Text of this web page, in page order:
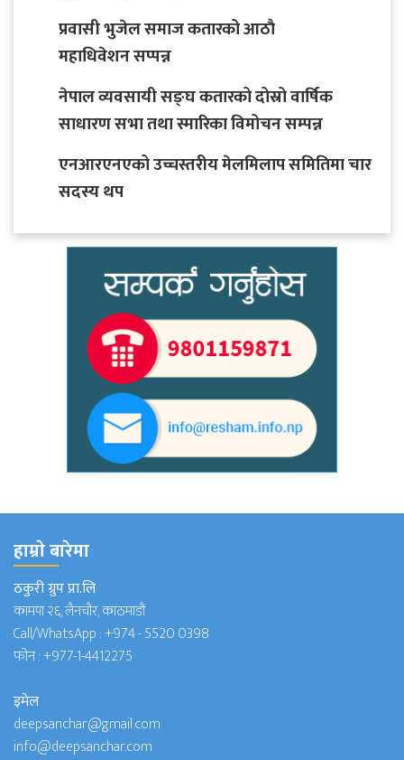
प्रवासी भुजेल समाज कतारको आठाै
महाधिवेशन सप्पन्न
नेपाल व्यवसायी सङ्घ कतारको दोस्रो वार्षिक
साधारण सभा तथा स्मारिका विमोचन सम्पन्न
एनआरएनएको उच्चस्तरीय मेलमिलाप समितिमा चार
सदस्य थप
हाम्राे बारेमा
ठकुरी ग्रुप प्रा.लि
कामपा २६, लैनचौर, काठमाडौं
Call/WhatsApp :+974 - 5520 0398
फोन :+977-1-4412275
इमेल
deepsanchar@gmail.com
info@deepsanchar.com